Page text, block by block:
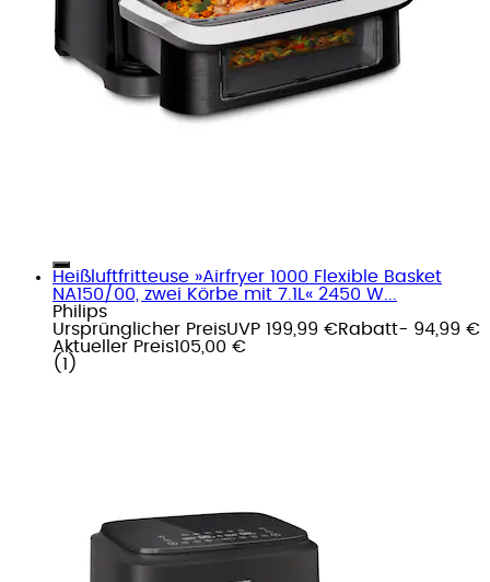
Heißluftfritteuse »Airfryer 1000 Flexible Basket
NA150/00, zwei Körbe mit 7.1L« 2450 W...
Philips
Ursprünglicher PreisUVP 199,99 €Rabatt- 94,99 €
Aktueller Preis105,00 €
( 1 )